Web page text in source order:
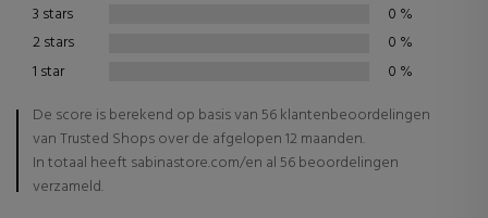
3 stars
0 %
2 stars
0 %
1 star
0 %
De score is berekend op basis van 56 klantenbeoordelingen
van Trusted Shops over de afgelopen 12 maanden.
In totaal heeft sabinastore.com/en al 56 beoordelingen
verzameld.